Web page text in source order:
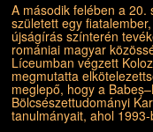
A második felében a
született egy
újságírás színterén
romániai magyar
Líceumban végzett
megmutatta
meglepő, hogy a
Bölcsészettudományi
tanulmányait, ahol